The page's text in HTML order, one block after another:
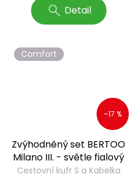
Detail
Comfort
–17 %
Zvýhodněný set BERTOO
Milano III. - světle fialový
Cestovní kufr S a Kabelka